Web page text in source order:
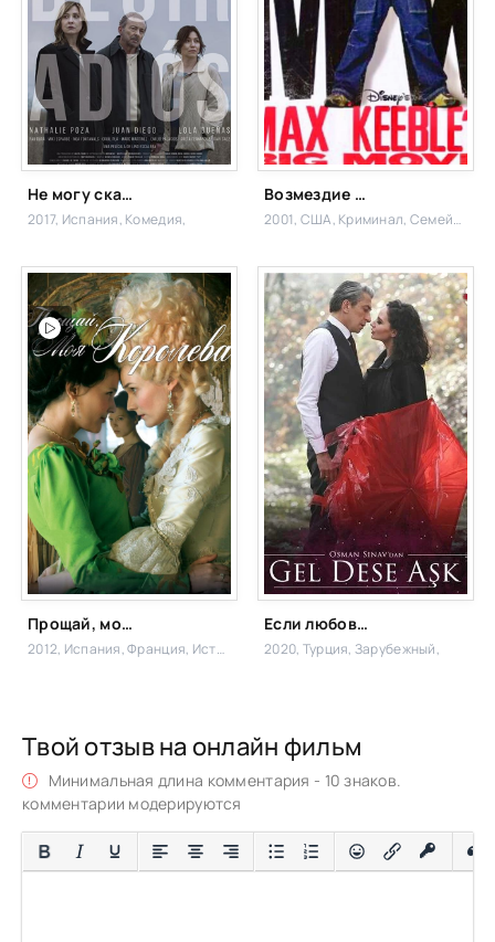
Не могу сказать прощай
2017, Испания, Комедия,
Возмездие Макса Кибла
2001, США, Криминал, Семейный,
Прощай, моя королева
2012, Испания, Франция, Исторический,
Если любовь позовет
2020, Турция, Зарубежный,
Твой отзыв на онлайн фильм
Минимальная длина комментария - 10 знаков.
комментарии модерируются